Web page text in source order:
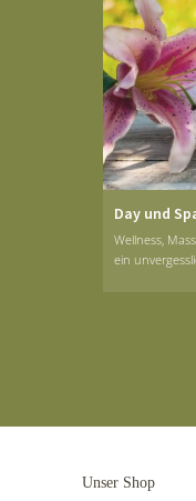
Day und
Wellness,
ein
Unser Shop